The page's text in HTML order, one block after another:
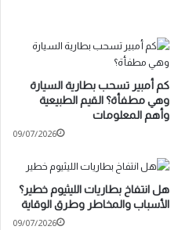
كم أمبير تسحب بطارية السيارة
وهي مطفأة؟ القيم الطبيعية
وأهم المعلومات
09/07/2026
هل انتفاخ بطاريات الليثيوم خطير؟
الأسباب والمخاطر وطرق الوقاية
09/07/2026